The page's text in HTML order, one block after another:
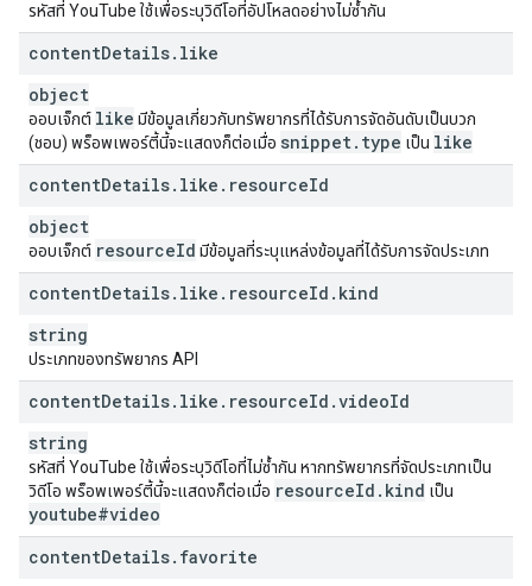
รหัสที่ YouTube ใช้เพื่อระบุวิดีโอที่อัปโหลดอย่างไม่ซ้ำกัน
contentDetails. like
object
ออบเจ็กต์ like มีข้อมูลเกี่ยวกับทรัพยากรที่ได้รับการจัดอันดับเป็นบวก
(ชอบ) พร็อพเพอร์ตี้นี้จะแสดงก็ต่อเมื่อ snippet. type เป็น like
contentDetails. like . resourceId
object
ออบเจ็กต์ resourceId มีข้อมูลที่ระบุแหล่งข้อมูลที่ได้รับการจัดประเภท
contentDetails. like . resourceId . kind
string
ประเภทของทรัพยากร API
contentDetails. like . resourceId .videoId
string
รหัสที่ YouTube ใช้เพื่อระบุวิดีโอที่ไม่ซ้ำกัน หากทรัพยากรที่จัดประเภทเป็น
วิดีโอ พร็อพเพอร์ตี้นี้จะแสดงก็ต่อเมื่อ resourceId . kind เป็น
youtube#video
contentDetails. favorite